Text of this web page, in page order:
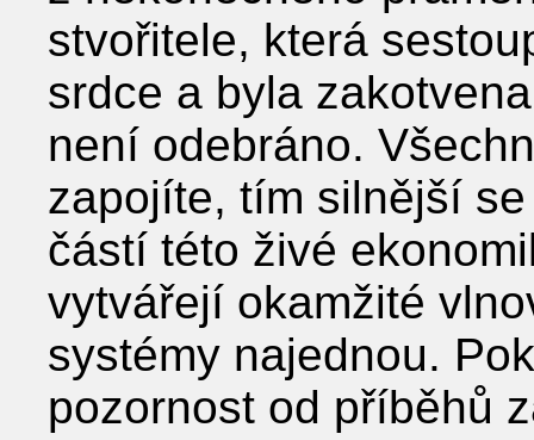
stvořitele, která
srdce a byla
není odebráno.
zapojíte, tím silnější
částí této živé
vytvářejí okamžité
systémy najednou.
pozornost od příběhů